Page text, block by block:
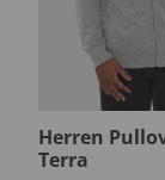
Herren
Terra